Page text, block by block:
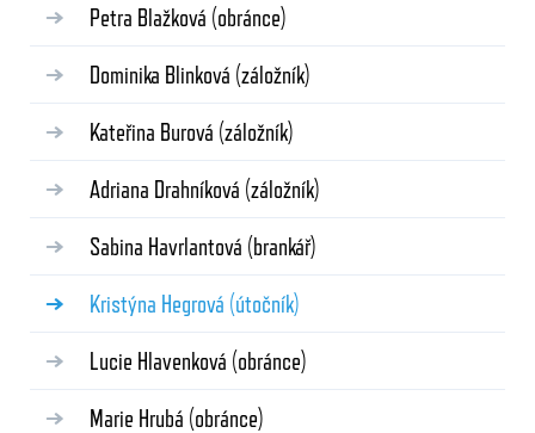
Petra Blažková (obránce)
Dominika Blinková (záložník)
Kateřina Burová (záložník)
Adriana Drahníková (záložník)
Sabina Havrlantová (brankář)
Kristýna Hegrová (útočník)
Lucie Hlavenková (obránce)
Marie Hrubá (obránce)